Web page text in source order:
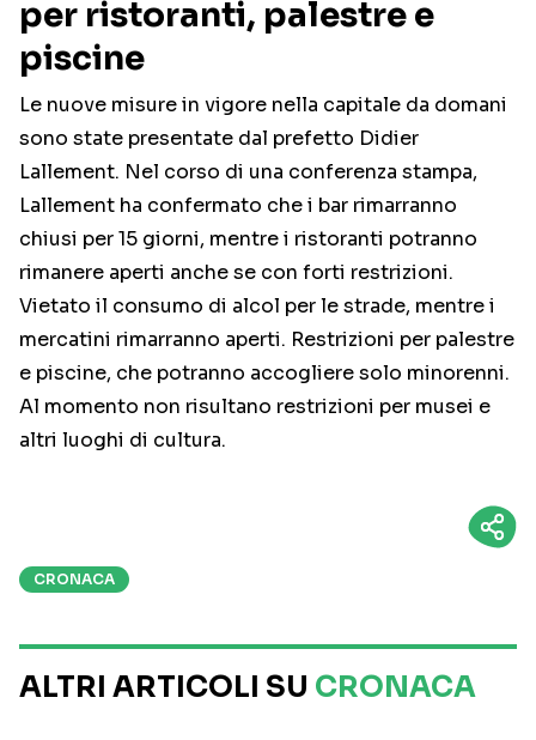
per ristoranti, palestre e
piscine
Le nuove misure in vigore nella capitale da domani
sono state presentate dal prefetto Didier
Lallement. Nel corso di una conferenza stampa,
Lallement ha confermato che i bar rimarranno
chiusi per 15 giorni, mentre i ristoranti potranno
rimanere aperti anche se con forti restrizioni.
Vietato il consumo di alcol per le strade, mentre i
mercatini rimarranno aperti. Restrizioni per palestre
e piscine, che potranno accogliere solo minorenni.
Al momento non risultano restrizioni per musei e
altri luoghi di cultura.
CRONACA
ALTRI ARTICOLI SU CRONACA